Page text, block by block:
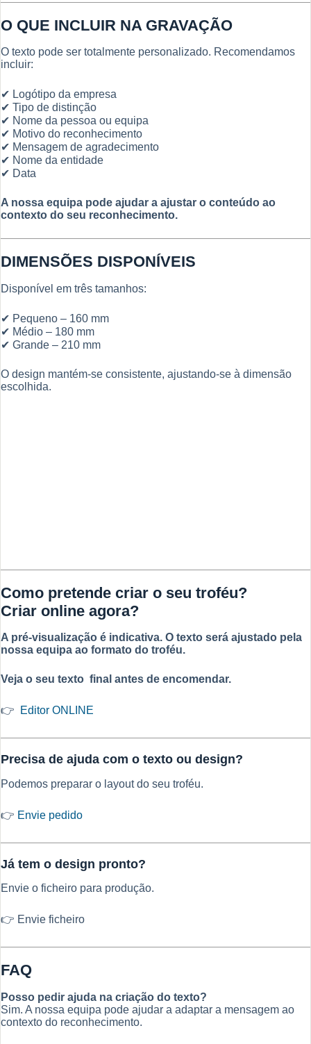
O QUE INCLUIR NA GRAVAÇÃO
O texto pode ser totalmente personalizado. Recomendamos
incluir:
✔ Logótipo da empresa
✔ Tipo de distinção
✔ Nome da pessoa ou equipa
✔ Motivo do reconhecimento
✔ Mensagem de agradecimento
✔ Nome da entidade
✔ Data
A nossa equipa pode ajudar a ajustar o conteúdo ao
contexto do seu reconhecimento.
DIMENSÕES DISPONÍVEIS
Disponível em três tamanhos:
✔ Pequeno – 160 mm
✔ Médio – 180 mm
✔ Grande – 210 mm
O design mantém-se consistente, ajustando-se à dimensão
escolhida.
Como pretende criar o seu troféu?
Criar online agora?
A pré-visualização é indicativa. O texto será ajustado pela
nossa equipa ao formato do troféu.
Veja o seu texto final antes de encomendar.
👉 Editor ONLINE
Precisa de ajuda com o texto ou design?
Podemos preparar o layout do seu troféu.
👉 Envie pedido
Já tem o design pronto?
Envie o ficheiro para produção.
👉 Envie ficheiro
FAQ
Posso pedir ajuda na criação do texto?
Sim. A nossa equipa pode ajudar a adaptar a mensagem ao
contexto do reconhecimento.